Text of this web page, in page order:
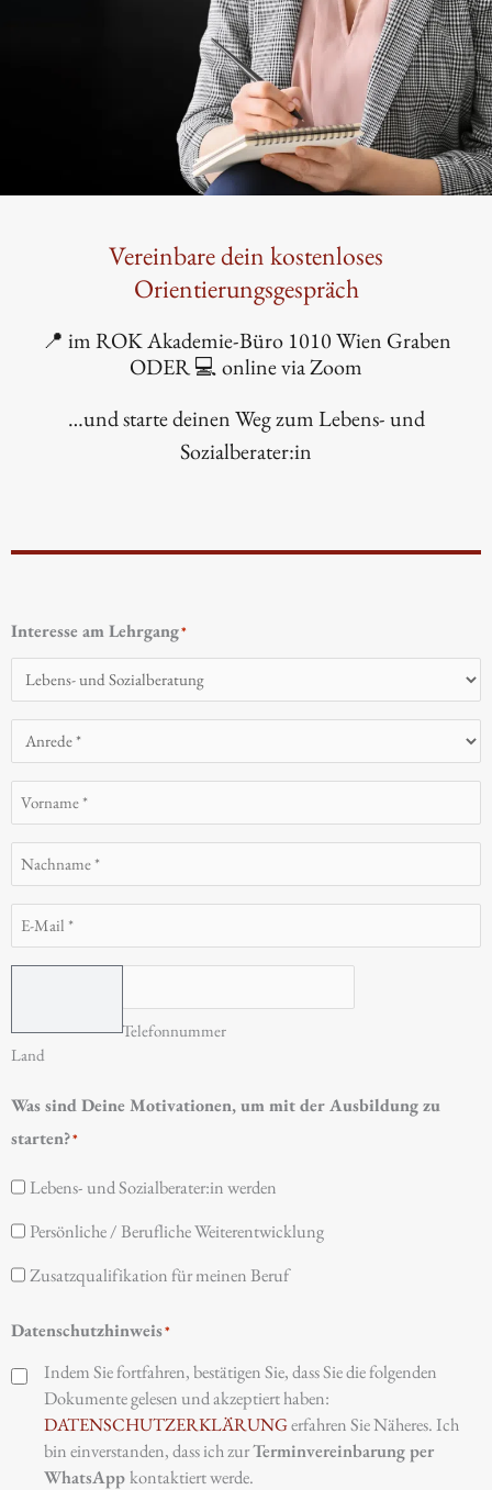
Vereinbare dein kostenloses
Orientierungsgespräch
📍 im ROK Akademie-Büro 1010 Wien Graben
ODER 💻 online via Zoom
…und starte deinen Weg zum Lebens- und
Sozialberater:in
Interesse am Lehrgang*
Anrede
Vorname *
Nachname *
E-
Mail*
Land
Telefonnummer
Was sind Deine Motivationen, um mit der Ausbildung zu
starten?*
Lebens- und Sozialberater:in werden
Persönliche / Berufliche Weiterentwicklung
Zusatzqualifikation für meinen Beruf
Datenschutzhinweis*
Indem Sie fortfahren, bestätigen Sie, dass Sie die folgenden
Dokumente gelesen und akzeptiert haben:
DATENSCHUTZERKLÄRUNGerfahren Sie Näheres. Ich
bin einverstanden, dass ich zurTerminvereinbarung per
WhatsAppkontaktiert werde.